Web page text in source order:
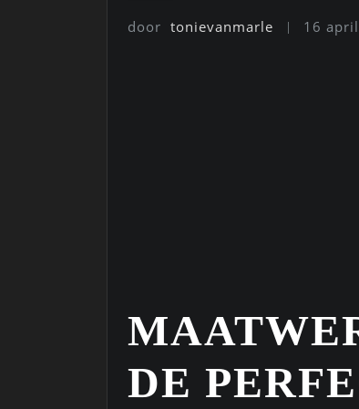
door tonievanmarle 16
DE